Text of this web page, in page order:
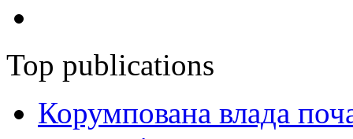
Top publications
Корумпована влада